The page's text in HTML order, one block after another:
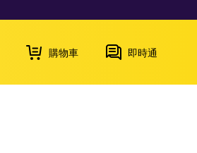
購物車 即時通